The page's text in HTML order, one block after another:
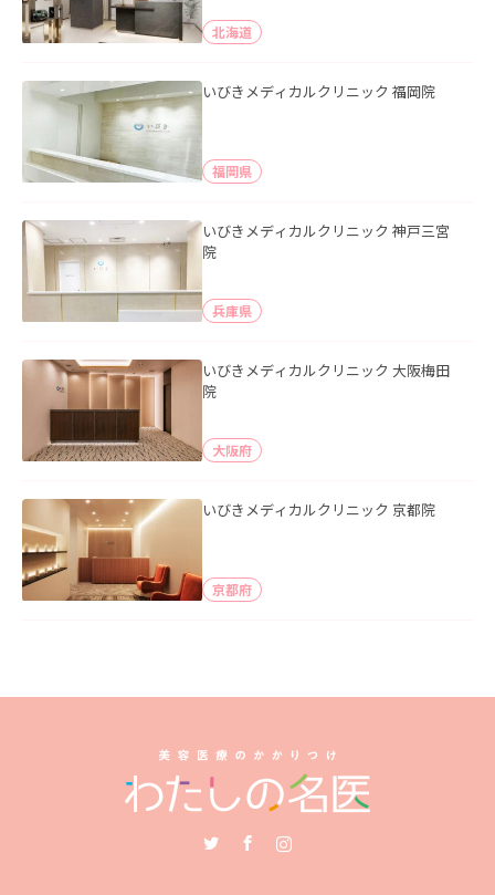
北海道
いびきメディカルクリニック 福岡院
福岡県
いびきメディカルクリニック 神戸三宮
院
兵庫県
いびきメディカルクリニック 大阪梅田
院
大阪府
いびきメディカルクリニック 京都院
京都府